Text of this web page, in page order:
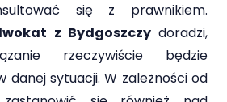
się z prawnikiem.
z Bydgoszczydoradzi,
rzeczywiście będzie
danej sytuacji. W zależności od